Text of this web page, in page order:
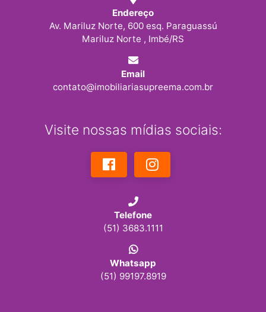
Endereço
Av. Mariluz Norte, 600 esq. Paraguassú
Mariluz Norte , Imbé/RS
Email
contato@imobiliariasupreema.com.br
Visite nossas mídias sociais:
Telefone
(51) 3683.1111
Whatsapp
(51) 99197.8919